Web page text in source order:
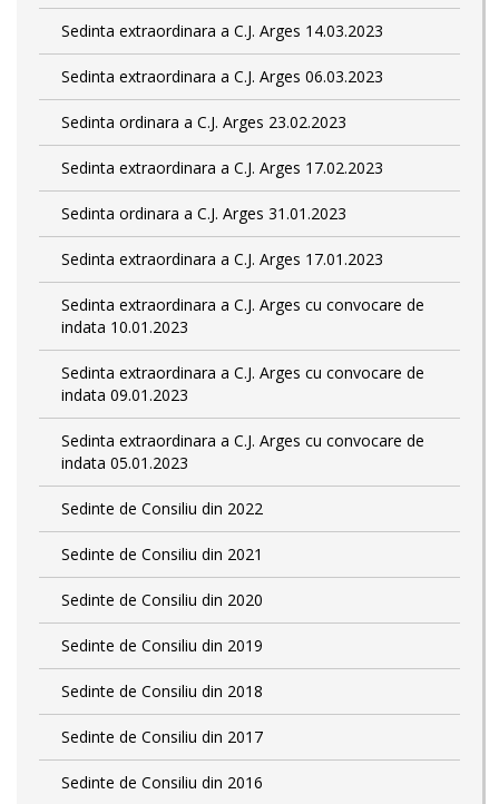
Sedinta extraordinara a C.J. Arges 14.03.2023
Sedinta extraordinara a C.J. Arges 06.03.2023
Sedinta ordinara a C.J. Arges 23.02.2023
Sedinta extraordinara a C.J. Arges 17.02.2023
Sedinta ordinara a C.J. Arges 31.01.2023
Sedinta extraordinara a C.J. Arges 17.01.2023
Sedinta extraordinara a C.J. Arges cu convocare de
indata 10.01.2023
Sedinta extraordinara a C.J. Arges cu convocare de
indata 09.01.2023
Sedinta extraordinara a C.J. Arges cu convocare de
indata 05.01.2023
Sedinte de Consiliu din 2022
Sedinte de Consiliu din 2021
Sedinte de Consiliu din 2020
Sedinte de Consiliu din 2019
Sedinte de Consiliu din 2018
Sedinte de Consiliu din 2017
Sedinte de Consiliu din 2016